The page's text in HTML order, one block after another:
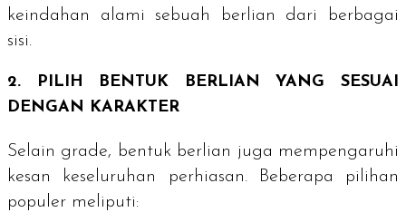
keindahan alami sebuah berlian dari berbagai
sisi.
2. PILIH BENTUK BERLIAN YANG SESUAI
DENGAN KARAKTER
Selain grade, bentuk berlian juga mempengaruhi
kesan keseluruhan perhiasan. Beberapa pilihan
populer meliputi: